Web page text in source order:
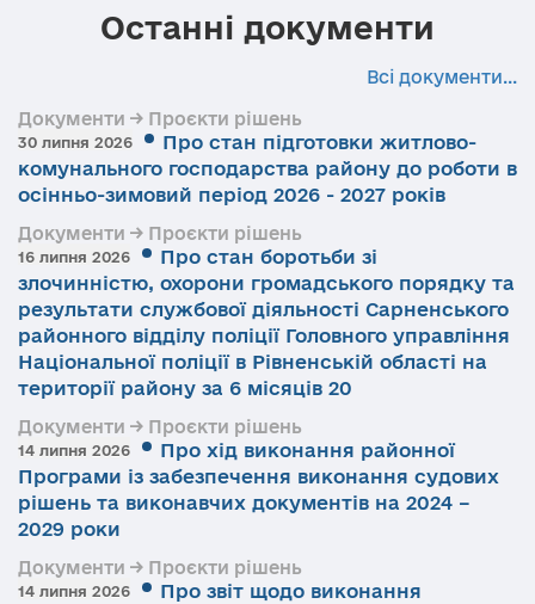
Останні документи
Всі документи...
Документи → Проєкти рішень
30 липня 2026
Про стан підготовки житлово-
комунального господарства району до роботи в
осінньо-зимовий період 2026 - 2027 років
Документи → Проєкти рішень
16 липня 2026
Про стан боротьби зі
злочинністю, охорони громадського порядку та
результати службової діяльності Сарненського
районного відділу поліції Головного управління
Національної поліції в Рівненській області на
території району за 6 місяців 20
Документи → Проєкти рішень
14 липня 2026
Про хід виконання районної
Програми із забезпечення виконання судових
рішень та виконавчих документів на 2024 –
2029 роки
Документи → Проєкти рішень
14 липня 2026
Про звіт щодо виконання